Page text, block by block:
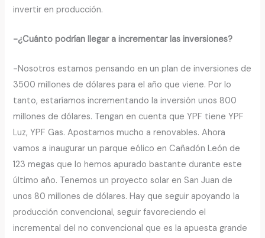
invertir en producción.
-¿Cuánto podrían llegar a incrementar las inversiones?
-Nosotros estamos pensando en un plan de inversiones de
3500 millones de dólares para el año que viene. Por lo
tanto, estaríamos incrementando la inversión unos 800
millones de dólares. Tengan en cuenta que YPF tiene YPF
Luz, YPF Gas. Apostamos mucho a renovables. Ahora
vamos a inaugurar un parque eólico en Cañadón León de
123 megas que lo hemos apurado bastante durante este
último año. Tenemos un proyecto solar en San Juan de
unos 80 millones de dólares. Hay que seguir apoyando la
producción convencional, seguir favoreciendo el
incremental del no convencional que es la apuesta grande